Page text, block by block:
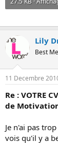
Lily
Best
11 Decembre
Re : VOTRE
de
Je n'ai pas
vois qu'il y a